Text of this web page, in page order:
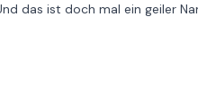
das ist doch mal ein geiler